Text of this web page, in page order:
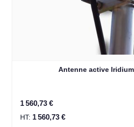
Antenne active Iridium
1 560,73 €
1 560,73 €